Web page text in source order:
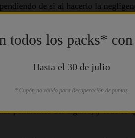
de si al hacerlo la
bebe y come y continúa tu camino.
marcha. Y no es cuestión solo
pendientes del cigarro, y todo lo
todos los packs*
Hasta el 30 de julio
* Cupón no válido para Recuperación de puntos